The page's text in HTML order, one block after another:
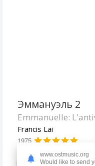
Эммануэль 2
Emmanuelle:
Francis Lai
1975
www.ostmusic.org
Would like to send